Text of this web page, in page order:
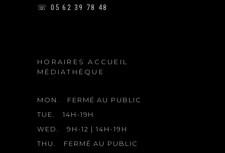
☏ 05 62 39 78 48
HORAIRES ACCUEIL
MÉDIATHÈQUE
MON.
FERMÉ AU PUBLIC
TUE.
14H-19H
WED.
9H-12 | 14H-19H
THU.
FERMÉ AU PUBLIC